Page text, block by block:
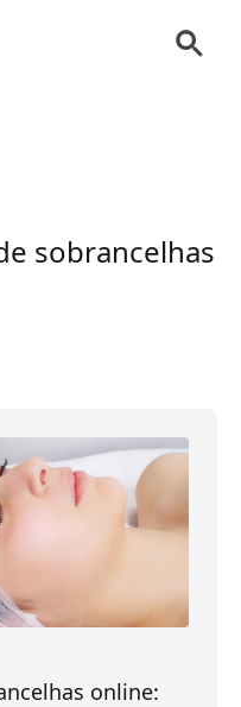
sobrancelhas
online: